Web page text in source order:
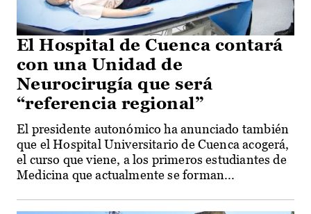
El Hospital de Cuenca contará
con una Unidad de
Neurocirugía que será
“referencia regional”
El presidente autonómico ha anunciado también
que el Hospital Universitario de Cuenca acogerá,
el curso que viene, a los primeros estudiantes de
Medicina que actualmente se forman...